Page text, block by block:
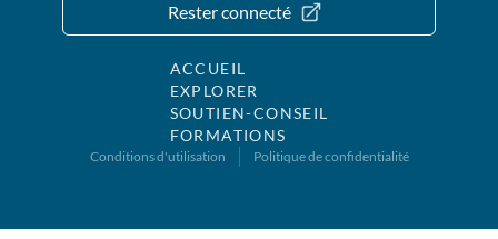
Rester connecté
ACCUEIL
EXPLORER
SOUTIEN-CONSEIL
FORMATIONS
Conditions d'utilisation Politique de confidentialité